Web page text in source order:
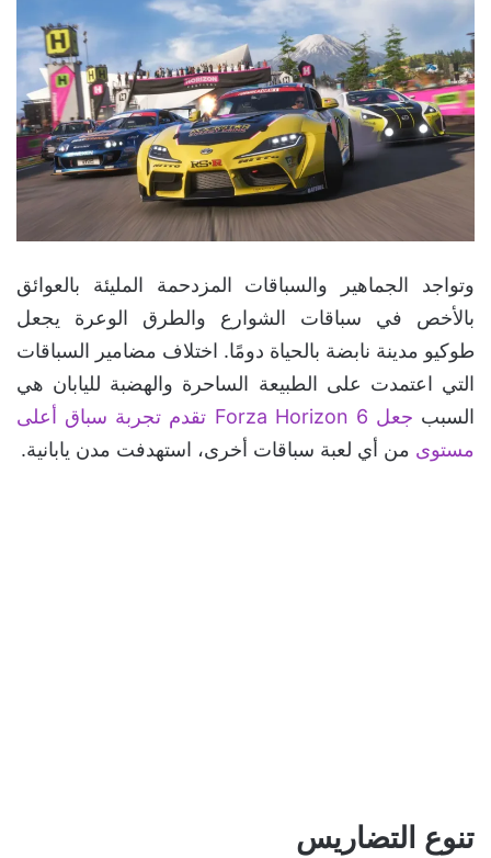
وتواجد الجماهير والسباقات المزدحمة المليئة بالعوائق
بالأخص في سباقات الشوارع والطرق الوعرة يجعل
طوكيو مدينة نابضة بالحياة دومًا. اختلاف مضامير السباقات
التي اعتمدت على الطبيعة الساحرة والهضبة لليابان هي
السبب
جعل Forza Horizon 6 تقدم تجربة سباق أعلى
مستوى من أي لعبة سباقات أخرى، استهدفت مدن يابانية.
تنوع التضاريس